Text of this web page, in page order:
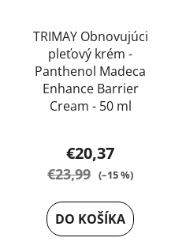
TRIMAY Obnovujúci
pleťový krém -
Panthenol Madeca
Enhance Barrier
Cream - 50 ml
€20,37
€23,99 (–15 %)
DO KOŠÍKA